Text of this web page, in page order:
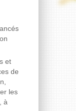
et
de
les
à